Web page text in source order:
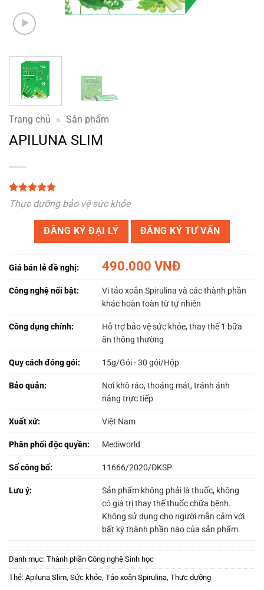
Trang chủ » Sản phẩm
APILUNA SLIM
5trên 5
dựa trên
3
đánh giá
Thực dưỡng bảo vệ sức khỏe
Giá bán lẻ đề nghị: 490.000 VNĐ
Công nghệ nổi bật:
Vi tảo xoắn Spirulina và các thành phần
khác hoàn toàn từ tự nhiên
Công dụng chính:
Hỗ trợ bảo vệ sức khỏe, thay thế 1 bữa
ăn thông thường
Quy cách đóng gói: 15g/Gói - 30 gói/Hộp
Bảo quản:
Nơi khô ráo, thoáng mát, tránh ánh
nắng trực tiếp
Xuất xứ: Việt Nam
Phân phối độc quyền: Mediworld
Số công bố: 11666/2020/ĐKSP
Lưu ý:
Sản phẩm không phải là thuốc, không
có giá trị thay thế thuốc chữa bệnh.
Không sử dụng cho người mẫn cảm với
bất kỳ thành phần nào của sản phẩm.
ĐĂNG KÝ ĐẠI LÝ ĐĂNG KÝ TƯ VẤN
Danh mục: Thành phần Công nghệ Sinh học
Thẻ: Apiluna Slim, Sức khỏe, Tảo xoắn Spirulina, Thực dưỡng